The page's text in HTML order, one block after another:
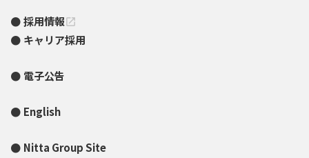
採用情報open_in_new
キャリア採用
電子公告
English
Nitta Group Site